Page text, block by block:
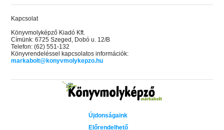
Kapcsolat
Könyvmolyképző Kiadó Kft.
Címünk: 6725 Szeged, Dobó u. 12/B
Telefon: (62) 551-132
Könyvrendeléssel kapcsolatos információk:
markabolt@konyvmolykepzo.hu
Újdonságaink
Előrendelhető